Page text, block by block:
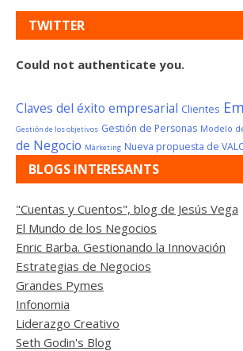
TWITTER
Could not authenticate you.
Claves del éxito empresarial Clientes
Gestión de los objetivos Gestión de Personas Modelo
de Negocio Márketing Nueva propuesta de
BLOGS INTERESANTS
"Cuentas y Cuentos", blog de Jesús Vega
El Mundo de los Negocios
Enric Barba. Gestionando la Innovación
Estrategias de Negocios
Grandes Pymes
Infonomia
Liderazgo Creativo
Seth Godin's Blog